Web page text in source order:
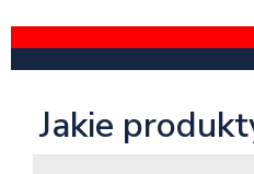
Jakie